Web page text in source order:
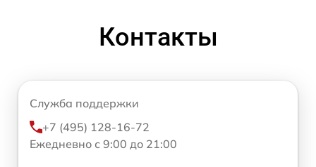
Контакты
Служба поддержки
+7 (495) 128-16-72
Ежедневно с 9:00 до 21:00